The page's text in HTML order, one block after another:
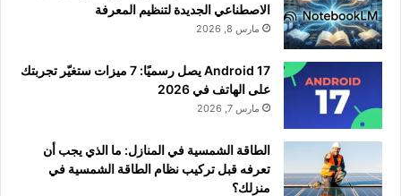
الاصطناعي الجديدة لتنظيم المعرفة
مارس 8, 2026
Android 17 يصل رسميًا: 7 ميزات ستغيّر تجربتك
على الهاتف في 2026
مارس 7, 2026
الطاقة الشمسية في المنازل: ما الذي يجب أن
تعرفه قبل تركيب نظام الطاقة الشمسية في
منزلك؟